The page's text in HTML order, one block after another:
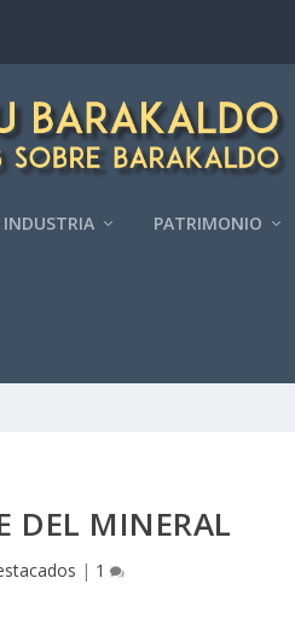
INDUSTRIA PATRIMONIO
DEL MINERAL
| 1